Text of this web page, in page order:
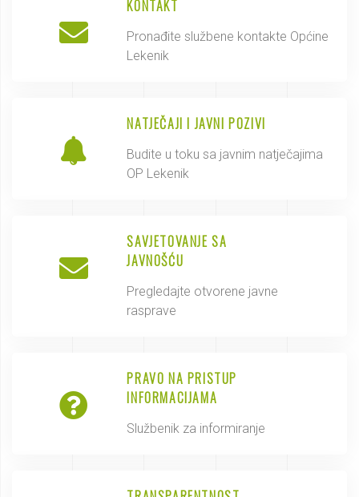
KONTAKT
Pronađite službene kontakte Općine
Lekenik
NATJEČAJI I JAVNI POZIVI
Budite u toku sa javnim natječajima
OP Lekenik
SAVJETOVANJE SA
JAVNOŠĆU
Pregledajte otvorene javne
rasprave
PRAVO NA PRISTUP
INFORMACIJAMA
Službenik za informiranje